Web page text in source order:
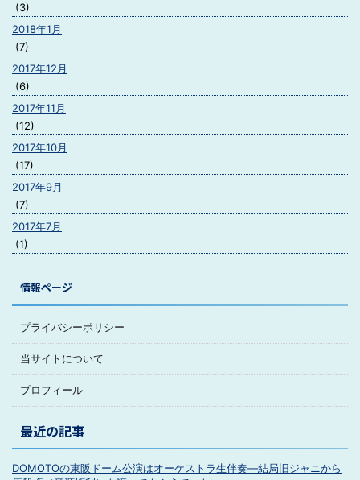
(3)
2018年1月
(7)
2017年12月
(6)
2017年11月
(12)
2017年10月
(17)
2017年9月
(7)
2017年7月
(1)
情報ページ
プライバシーポリシー
当サイトについて
プロフィール
最近の記事
DOMOTOの東阪ドーム公演はオーケストラ生伴奏―結局旧ジャニから